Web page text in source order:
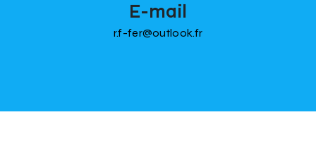
E-mail
r.f-fer@outlook.fr